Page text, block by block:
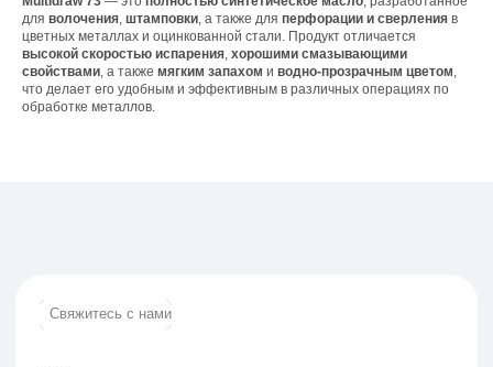
для волочения, штамповки, а также для перфорации и сверления в
цветных металлах и оцинкованной стали. Продукт отличается
высокой скоростью испарения, хорошими смазывающими
свойствами, а также мягким запахом и водно-прозрачным цветом,
что делает его удобным и эффективным в различных операциях по
обработке металлов.
trade.prime@mail.ru
+7 (927) 911-53-50
+7 (965) 881-85-55
Телефон: